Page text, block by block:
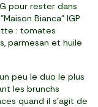
pour rester dans
Bianca" IGP
: tomates
parmesan et huile
peu le duo le plus
les brunchs
quand il s’agit de